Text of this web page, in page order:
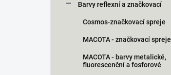
Barvy reflexní a značkovací
Cosmos-značkovací spreje
MACOTA - značkovací spreje
MACOTA - barvy metalické,
fluorescenční a fosforové